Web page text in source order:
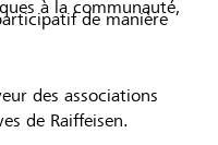
de manière
à la communauté,
des associations
de Raiffeisen.